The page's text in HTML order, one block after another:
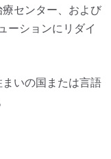
センター、および
ーションにリダイ
まいの国または言語